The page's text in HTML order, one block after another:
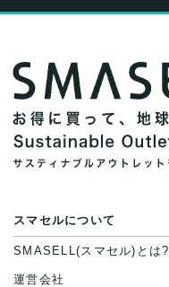
スマセルについて
SMASELL(スマセル)とは?
運営会社